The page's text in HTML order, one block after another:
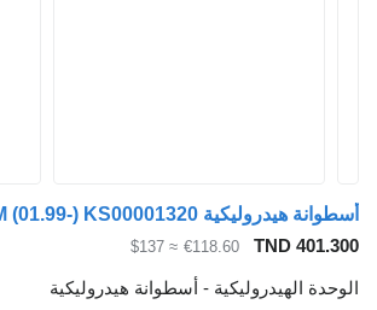
€118.60
≈ $137
- أسطوانة هيدروليكية